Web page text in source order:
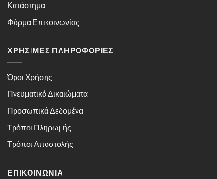
Κατάστημα
Φόρμα Επικοινωνίας
ΧΡΉΣΙΜΕΣ ΠΛΗΡΟΦΟΡΊΕΣ
Όροι Χρήσης
Πνευματικά Δικαιώματα
Προσωπικά Δεδομένα
Τρόποι Πληρωμής
Τρόποι Αποστολής
ΕΠΙΚΟΙΝΩΝΊΑ